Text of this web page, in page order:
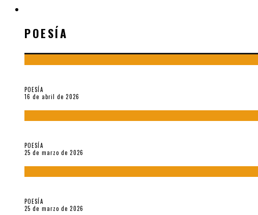
POESÍA
POESÍA
16 de abril de 2026
POESÍA
25 de marzo de 2026
POESÍA
25 de marzo de 2026